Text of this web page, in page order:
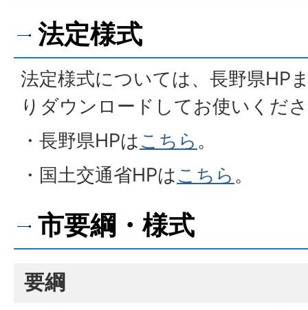
法定様式
法定様式については、長野県HP
りダウンロードしてお使いくだ
・長野県HPはこちら 。
・国土交通省HPはこちら 。
市要綱・様式
要綱